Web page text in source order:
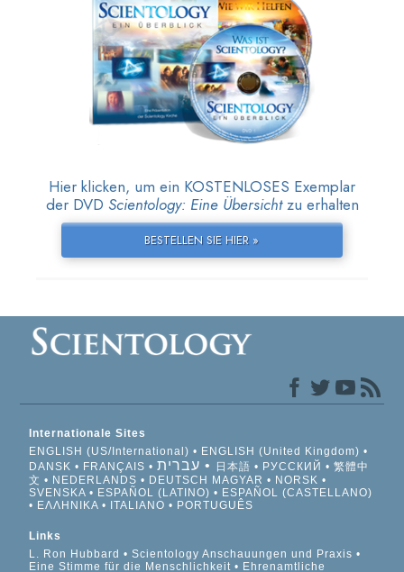
Hier klicken, um ein KOSTENLOSES Exemplar
der DVD Scientology: Eine Übersichtzu erhalten
BESTELLEN SIE HIER »
Internationale Sites
ENGLISH (US/International)
ENGLISH (United Kingdom)
DANSK
FRANÇAIS עברית 日本語 РУССКИЙ
繁體中
文
NEDERLANDS DEUTSCH MAGYAR
NORSK
SVENSKA
ESPAÑOL (LATINO)
ESPAÑOL (CASTELLANO)
ΕΛΛΗΝΙΚA
ITALIANO PORTUGUÊS
Links
L. Ron Hubbard
Scientology Anschauungen und Praxis
Eine Stimme für die Menschlichkeit
Ehrenamtliche